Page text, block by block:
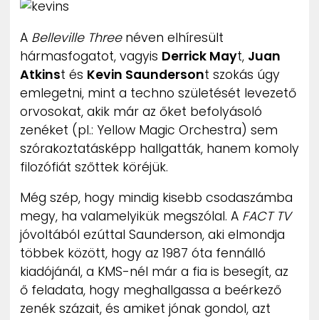
MÉDIAAJÁNLAT
IMPRESSZUM
PR-ARCHÍVUM
ADATKEZELÉSI TÁJÉKOZTATÓ
A Belleville Threenéven elhíresült
hármasfogatot, vagyis Derrick Mayt, Juan
Atkinst és Kevin Saundersont szokás úgy
emlegetni, mint a techno születését levezető
orvosokat, akik már az őket befolyásoló
zenéket (pl.: Yellow Magic Orchestra) sem
szórakoztatásképp hallgatták, hanem komoly
filozófiát szőttek köréjük.
Még szép, hogy mindig kisebb csodaszámba
megy, ha valamelyikük megszólal. A FACT TV
jóvoltából ezúttal Saunderson, aki elmondja
többek között, hogy az 1987 óta fennálló
kiadójánál, a KMS-nél már a fia is besegít, az
ő feladata, hogy meghallgassa a beérkező
zenék százait, és amiket jónak gondol, azt